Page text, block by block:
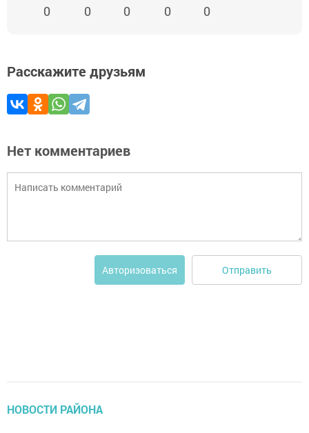
0 0 0 0 0
Расскажите друзьям
Нет комментариев
Авторизоваться Отправить
НОВОСТИ РАЙОНА